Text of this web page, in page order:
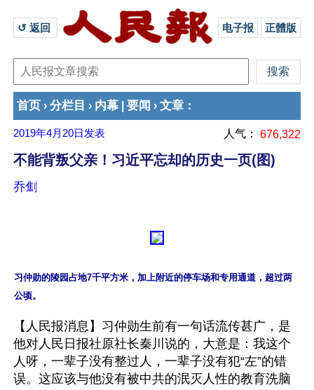
↺ 返回 电子报 正體版
首页 › 分栏目 › 内幕 要闻 › 文章 ：
2019年4月20日 发表 人气： 676,322
不能背叛父亲！习近平忘却的历史一页(图)
乔劁
习仲勋的陵园占地7千平方米，加上附近的停车场和专用通道，超过两
公顷。
【人民报消息】习仲勋生前有一句话流传甚广，是
他对人民日报社原社长秦川说的，大意是：我这个
人呀，一辈子没有整过人，一辈子没有犯“左”的错
误。这应该与他没有被中共的泯灭人性的教育洗脑